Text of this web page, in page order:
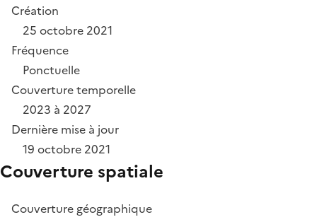
Création
25 octobre 2021
Fréquence
Ponctuelle
Couverture temporelle
2023 à 2027
Dernière mise à jour
19 octobre 2021
Couverture spatiale
Couverture géographique